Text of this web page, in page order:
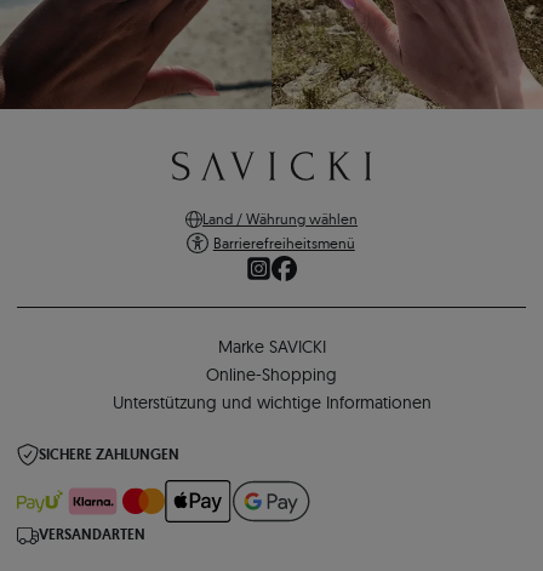
Land / Währung wählen
Barrierefreiheitsmenü
Marke SAVICKI
Online-Shopping
Unterstützung und wichtige Informationen
SICHERE ZAHLUNGEN
VERSANDARTEN